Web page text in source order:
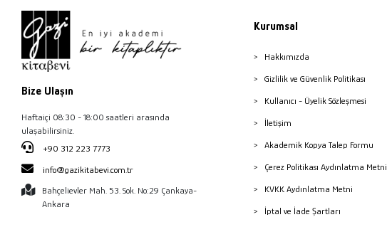
Bize Ulaşın
Haftaiçi 08:30 - 18:00 saatleri arasında
ulaşabilirsiniz.
+90 312 223 7773
info@gazikitabevi.com.tr
Bahçelievler Mah. 53. Sok. No:29 Çankaya-
Ankara
Kurumsal
Hakkımızda
Gizlilik ve Güvenlik Politikası
Kullanıcı - Üyelik Sözleşmesi
İletişim
Akademik Kopya Talep Formu
Çerez Politikası Aydınlatma Metni
KVKK Aydınlatma Metni
İptal ve İade Şartları